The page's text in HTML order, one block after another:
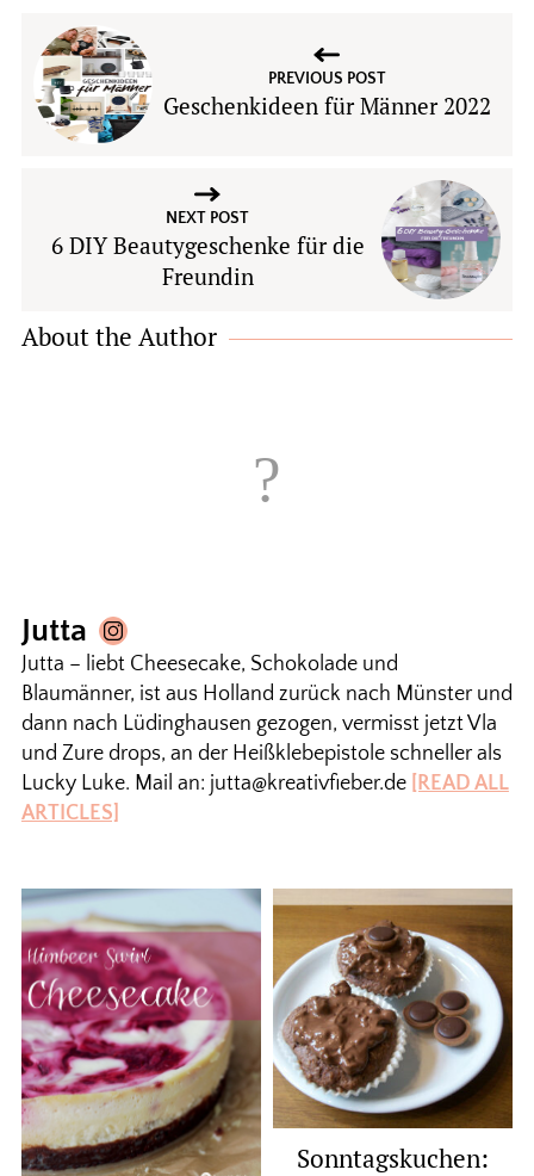
PREVIOUS POST
Geschenkideen für Männer 2022
NEXT POST
6 DIY Beautygeschenke für die
Freundin
About the Author
Jutta
Jutta – liebt Cheesecake, Schokolade und
Blaumänner, ist aus Holland zurück nach Münster und
dann nach Lüdinghausen gezogen, vermisst jetzt Vla
und Zure drops, an der Heißklebepistole schneller als
Lucky Luke. Mail an: jutta@kreativfieber.de [READ ALL
ARTICLES]
Sonntagskuchen: